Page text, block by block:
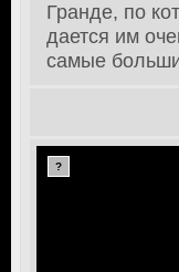
Гранде, по
дается им
самые
?